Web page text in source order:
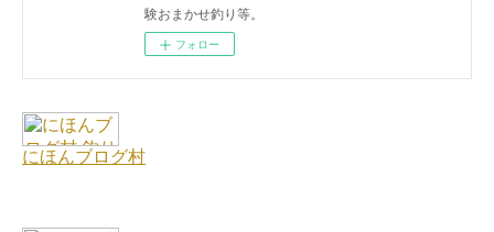
験おまかせ釣り等。
フォロー